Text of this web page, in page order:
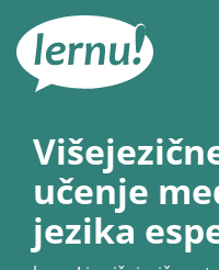
učenje
jezika